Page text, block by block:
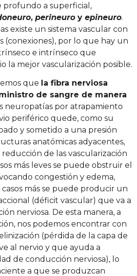
profundo a superficial,
, perineuro y epineuro.
existe un sistema vascular con
(conexiones), por lo que hay un
e intrínseco que
la mejor vascularización posible.
que la fibra nerviosa
de sangre de manera
neuropatías por atrapamiento
periférico quede, como su
y sometido a una presión
anatómicas adyacentes,
de las vascularización
más leves se puede obstruir el
congestión y edema,
más se puede producir un
(déficit vascular) que va a
nerviosa. De esta manera, a
nos podemos encontrar con
(pérdida de la capa de
al nervio y que ayuda a
de conducción nerviosa), lo
a que se produzcan